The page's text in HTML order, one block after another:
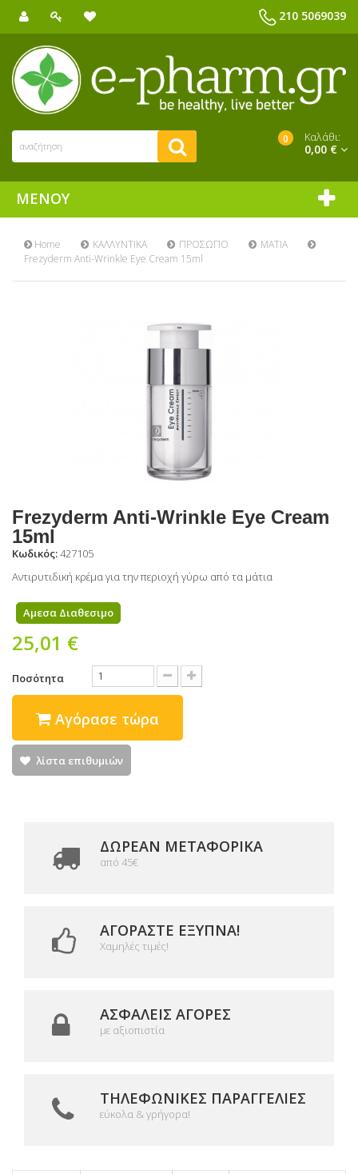
210 5069039
0 Καλάθι:
0,00 €
ΜΕΝΟΎ
Home ΚΑΛΛΥΝΤΙΚΑ ΠΡΟΣΩΠΟ
ΜΑΤΙΑ
Frezyderm Anti-Wrinkle Eye Cream 15ml
Frezyderm Anti-Wrinkle Eye Cream
15ml
Κωδικός:427105
Αντιρυτιδική κρέμα για την περιοχή γύρω από τα μάτια
Αμεσα Διαθεσιμο
25,01 €
Ποσότητα
Αγόρασε τώρα
λίστα επιθυμιών
ΔΩΡΕΑΝ ΜΕΤΑΦΟΡΙΚΆ
από 45€
ΑΓΟΡΆΣΤΕ ΈΞΥΠΝΑ!
Χαμηλές τιμές!
ΑΣΦΑΛΕΊΣ ΑΓΟΡΈΣ
με αξιοπιστία
ΤΗΛΕΦΩΝΙΚΈΣ ΠΑΡΑΓΓΕΛΊΕΣ
εύκολα & γρήγορα!